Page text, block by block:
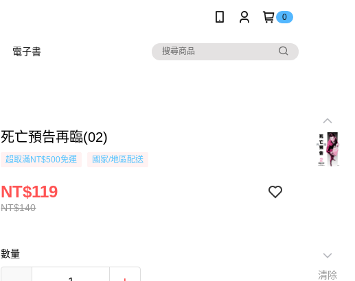
0
電子書
死亡預告再臨(02)
超取滿NT$500免運 國家/地區配送
NT$140
NT$119
數量
清除